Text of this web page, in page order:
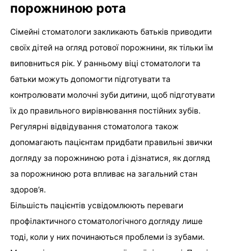
порожниною рота
Сімейні стоматологи закликають батьків приводити
своїх дітей на огляд ротової порожнини, як тільки їм
виповниться рік. У ранньому віці стоматологи та
батьки можуть допомогти підготувати та
контролювати молочні зуби дитини, щоб підготувати
їх до правильного вирівнювання постійних зубів.
Регулярні відвідування стоматолога також
допомагають пацієнтам придбати правильні звички
догляду за порожниною рота і дізнатися, як догляд
за порожниною рота впливає на загальний стан
здоров’я.
Більшість пацієнтів усвідомлюють переваги
профілактичного стоматологічного догляду лише
тоді, коли у них починаються проблеми із зубами.